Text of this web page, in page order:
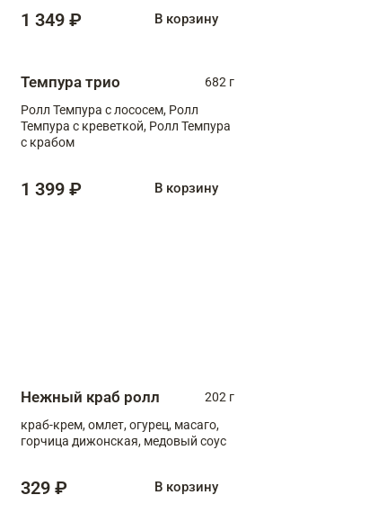
1 349 ₽ В корзину
Темпура трио
682 г
Ролл Темпура с лососем, Ролл
Темпура с креветкой, Ролл Темпура
с крабом
1 399 ₽ В корзину
Нежный краб ролл
202 г
краб-крем, омлет, огурец, масаго,
горчица дижонская, медовый соус
329 ₽ В корзину